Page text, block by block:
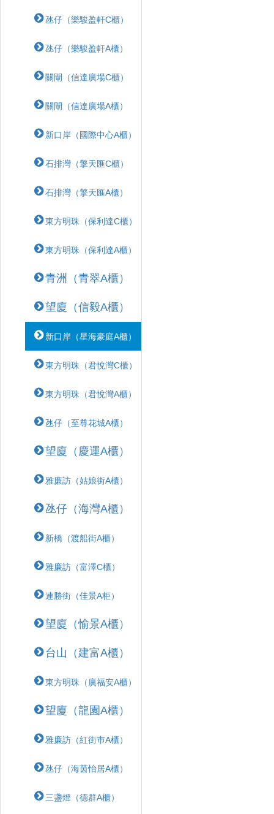
氹仔（樂駿盈軒C櫃）
氹仔（樂駿盈軒A櫃）
關閘（信達廣場C櫃）
關閘（信達廣場A櫃）
新口岸（國際中心A櫃）
石排灣（擎天匯C櫃）
石排灣（擎天匯A櫃）
東方明珠（保利達C櫃）
東方明珠（保利達A櫃）
青洲（青翠A櫃）
望廈（信毅A櫃）
新口岸（星海豪庭A櫃）
東方明珠（君悅灣C櫃）
東方明珠（君悅灣A櫃）
氹仔（至尊花城A櫃）
望廈（慶運A櫃）
雅廉訪（姑娘街A櫃）
氹仔（海灣A櫃）
新橋（渡船街A櫃）
雅廉訪（富澤C櫃）
連勝街（佳景A柜）
望廈（愉景A櫃）
台山（建富A櫃）
東方明珠（廣福安A櫃）
望廈（龍園A櫃）
雅廉訪（紅街巿A櫃）
氹仔（海茵怡居A櫃）
三盞燈（德群A櫃）